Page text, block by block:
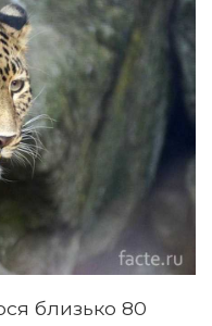
близько 80